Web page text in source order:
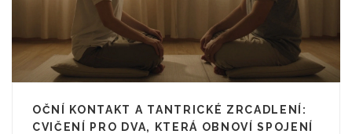
OČNÍ KONTAKT A TANTRICKÉ ZRCADLENÍ:
CVIČENÍ PRO DVA, KTERÁ OBNOVÍ SPOJENÍ